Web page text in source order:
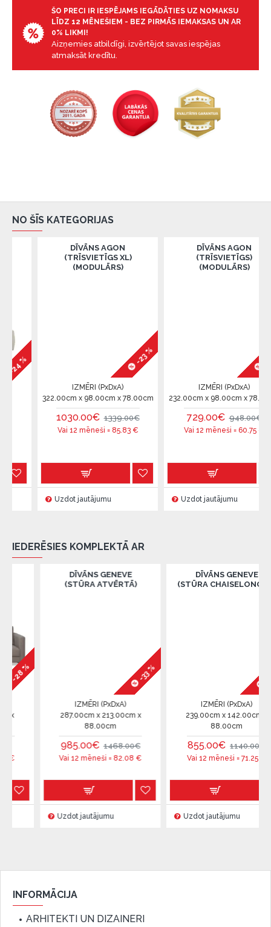
ŠO PRECI IR IESPĒJAMS IEGĀDĀTIES UZ NOMAKSU
LĪDZ 12 MĒNEŠIEM - BEZ PIRMĀS IEMAKSAS UN AR
0% LIKMI!
Aizņemies atbildīgi, izvērtējot savas iespējas
atmaksāt kredītu.
NO ŠĪS KATEGORIJAS
DĪVĀNS AGON
(TRĪSVIETĪGS XL)
(MODULĀRS)
-23 %
IZMĒRI (PxDxA)
322.00cm x 98.00cm x 78.00cm
1030.00€ 1339.00€
Vai 12 mēneši =85.83 €
Uzdot jautājumu
DĪVĀNS AGON
(TRĪSVIETĪGS)
(MODULĀRS)
-23 %
IZMĒRI (PxDxA)
232.00cm x 98.00cm x 78.00cm
729.00€ 948.00€
Vai 12 mēneši =60.75 €
Uzdot jautājumu
IEDERĒSIES KOMPLEKTĀ AR
DĪVĀNS GENEVE
(STŪRA ATVĒRTĀ)
IZMĒRI (PxDxA)
287.00cm x 213.00cm x
88.00cm
985.00€ 1468.00€
Vai 12 mēneši =82.08 €
Uzdot jautājumu
DĪVĀNS GENEVE
(STŪRA CHAISELONGUE)
-25 %
IZMĒRI (PxDxA)
239.00cm x 142.00cm x
88.00cm
855.00€ 1140.00€
Vai 12 mēneši =71.25€
Uzdot jautājumu
INFORMĀCIJA
ARHITEKTI UN DIZAINERI